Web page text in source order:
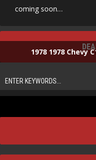
coming soon…
1978 1978 Chevy